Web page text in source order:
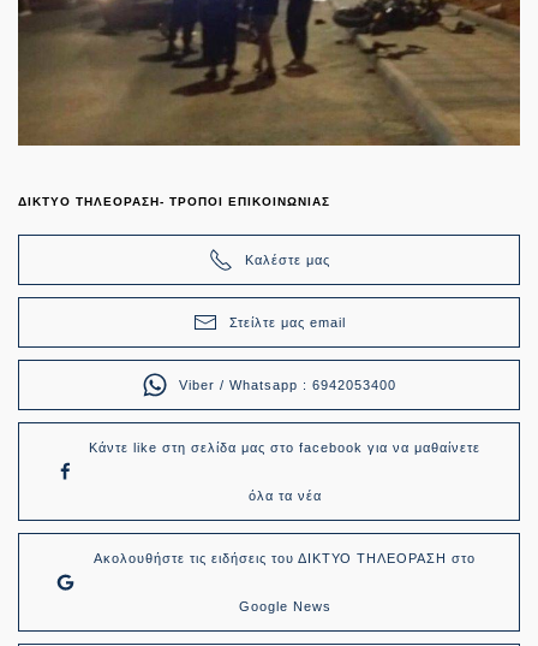
ΔΙΚΤΥΟ ΤΗΛΕΟΡΑΣΗ- ΤΡΟΠΟΙ ΕΠΙΚΟΙΝΩΝΙΑΣ
Καλέστε μας
Στείλτε μας email
Viber / Whatsapp : 6942053400
Κάντε like στη σελίδα μας στο facebook για να μαθαίνετε
όλα τα νέα
Ακολουθήστε τις ειδήσεις του ΔΙΚΤΥΟ ΤΗΛΕΟΡΑΣΗ στο
Google News